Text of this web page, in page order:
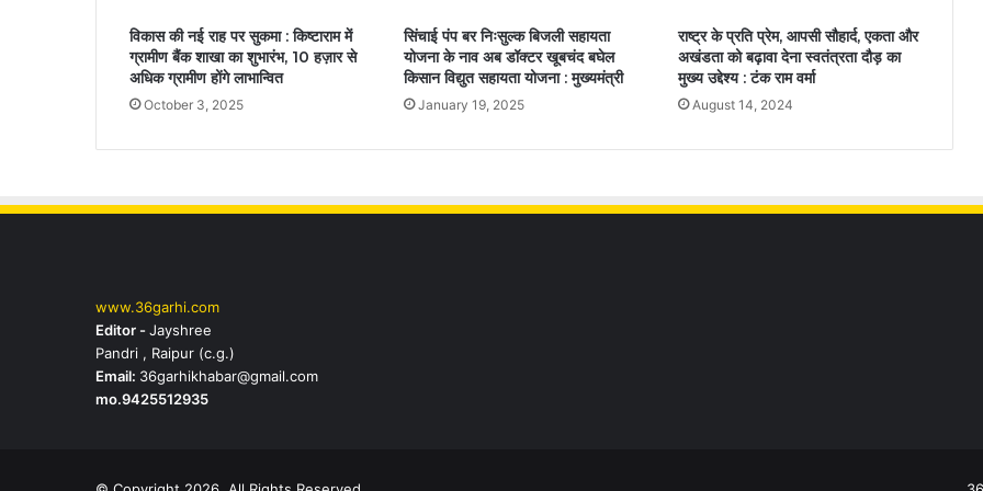
विकास की नई राह पर सुकमा : किष्टाराम में
ग्रामीण बैंक शाखा का शुभारंभ, 10 हज़ार से
अधिक ग्रामीण होंगे लाभान्वित
October 3, 2025
सिंचाई पंप बर निःसुल्क बिजली सहायता
योजना के नाव अब डॉक्टर खूबचंद बघेल
किसान विद्युत सहायता योजना : मुख्यमंत्री
January 19, 2025
राष्ट्र के प्रति प्रेम, आपसी सौहार्द, एकता और
अखंडता को बढ़ावा देना स्वतंत्रता दौड़ का
मुख्य उद्देश्य : टंक राम वर्मा
August 14, 2024
www.36garhi.com
Editor -Jayshree
Pandri , Raipur (c.g.)
Email: 36garhikhabar@gmail.com
mo.9425512935